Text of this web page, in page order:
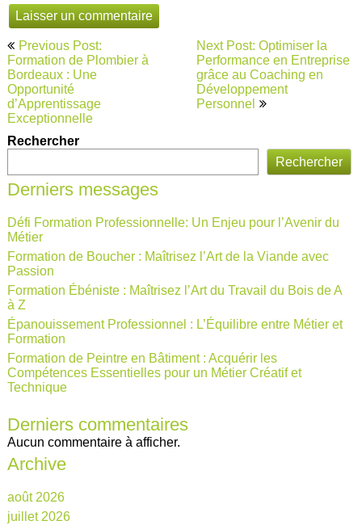
Navigation
de
l’article
Previous Post:
Formation de Plombier à
Bordeaux : Une
Opportunité
d’Apprentissage
Exceptionnelle
Next Post: Optimiser la
Performance en Entreprise
grâce au Coaching en
Développement
Personnel
Rechercher
Rechercher
Derniers messages
Défi Formation Professionnelle: Un Enjeu pour l’Avenir du
Métier
Formation de Boucher : Maîtrisez l’Art de la Viande avec
Passion
Formation Ébéniste : Maîtrisez l’Art du Travail du Bois de A
à Z
Épanouissement Professionnel : L’Équilibre entre Métier et
Formation
Formation de Peintre en Bâtiment : Acquérir les
Compétences Essentielles pour un Métier Créatif et
Technique
Derniers commentaires
Aucun commentaire à afficher.
Archive
août 2026
juillet 2026